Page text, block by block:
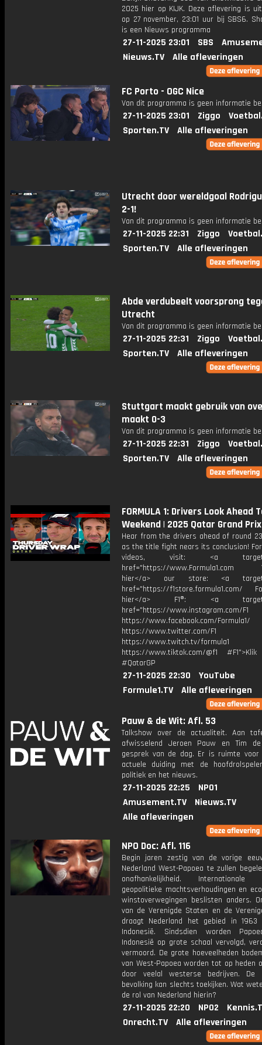
2025 hier op KIJK. Deze aflevering is
op 27 november, 23:01 uur bij SBS6.
is een Nieuws programma
27-11-2025 23:01 SBS
Nieuws.TV
Alle afleveringen
FC Porto - OGC Nice
Van dit programma is geen informatie
27-11-2025 23:01 Ziggo
Sporten.TV
Alle afleveringen
Utrecht door wereldgoal
2-1!
Van dit programma is geen informatie
27-11-2025 22:31 Ziggo
Sporten.TV
Alle afleveringen
Abde verdubeelt voorsprong
Utrecht
Van dit programma is geen informatie
27-11-2025 22:31 Ziggo
Sporten.TV
Alle afleveringen
Stuttgart maakt gebruik van
maakt 0-3
Van dit programma is geen informatie
27-11-2025 22:31 Ziggo
Sporten.TV
Alle afleveringen
FORMULA 1: Drivers Look Ahead
Weekend | 2025 Qatar Grand Prix
Hear from the drivers ahead of round
as the title fight nears its conclusion! For
videos, visit: <a
href="https://www.Formula1.com
hier</a> our store: <a
href="https://f1store.formula1.com/
hier</a> F1®: <a
href="https://www.instagram.com/F1
https://www.facebook.com/Formula1/
https://www.twitter.com/F1
https://www.twitch.tv/formula1
https://www.tiktok.com/@f1
#QatarGP
27-11-2025 22:30
YouTube
Formule1.TV
Alle afleveringen
Pauw & de Wit: Afl. 53
Talkshow over de actualiteit. Aan
afwisselend Jeroen Pauw en Tim
gesprek van de dag. Er is ruimte
actuele duiding met de
politiek en het nieuws.
27-11-2025 22:25
NPO1
Amusement.TV
Nieuws.TV
Alle afleveringen
NPO Doc: Afl. 116
Begin jaren zestig van de vorige
Nederland West-Papoea te zullen
onafhankelijkheid. Internationale
geopolitieke machtsverhoudingen en
winstoverwegingen beslisten anders.
van de Verenigde Staten en de
draagt Nederland het gebied in 1963
Indonesië. Sindsdien worden
Indonesië op grote schaal vervolgd,
vermoord. De grote hoeveelheden
van West-Papoea worden tot op heden
door veelal westerse bedrijven. De
bevolking kan slechts toekijken. Wat
de rol van Nederland hierin?
27-11-2025 22:20 NPO2
Onrecht.TV
Alle afleveringen